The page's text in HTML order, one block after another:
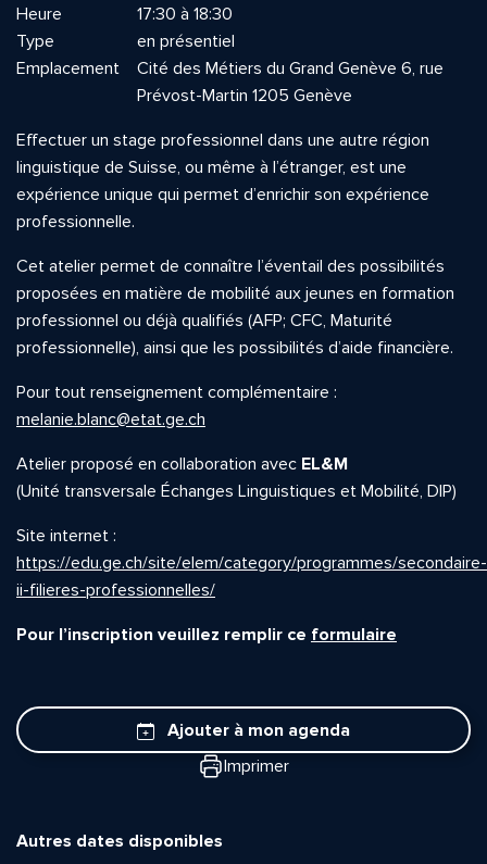
Heure
17:30 à 18:30
Type
en présentiel
Emplacement
Cité des Métiers du Grand Genève 6, rue
Prévost-Martin 1205 Genève
Effectuer un stage professionnel dans une autre région
linguistique de Suisse, ou même à l’étranger, est une
expérience unique qui permet d’enrichir son expérience
professionnelle.
Cet atelier permet de connaître l’éventail des possibilités
proposées en matière de mobilité aux jeunes en formation
professionnel ou déjà qualifiés (AFP; CFC, Maturité
professionnelle), ainsi que les possibilités d’aide financière.
Pour tout renseignement complémentaire :
melanie.blanc@etat.ge.ch
Atelier proposé en collaboration avec EL&M
(Unité transversale Échanges Linguistiques et Mobilité, DIP)
Site internet :
https://edu.ge.ch/site/elem/category/programmes/secondaire-
ii-filieres-professionnelles/
Pour l’inscription veuillez remplir ce formulaire
Ajouter à mon agenda
Imprimer
Autres dates disponibles